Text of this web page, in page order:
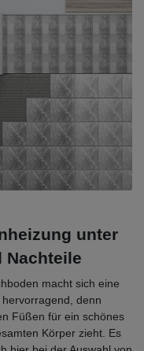
unter
Nachteile
macht sich eine
denn
Füßen für ein schönes
Körper zieht. Es